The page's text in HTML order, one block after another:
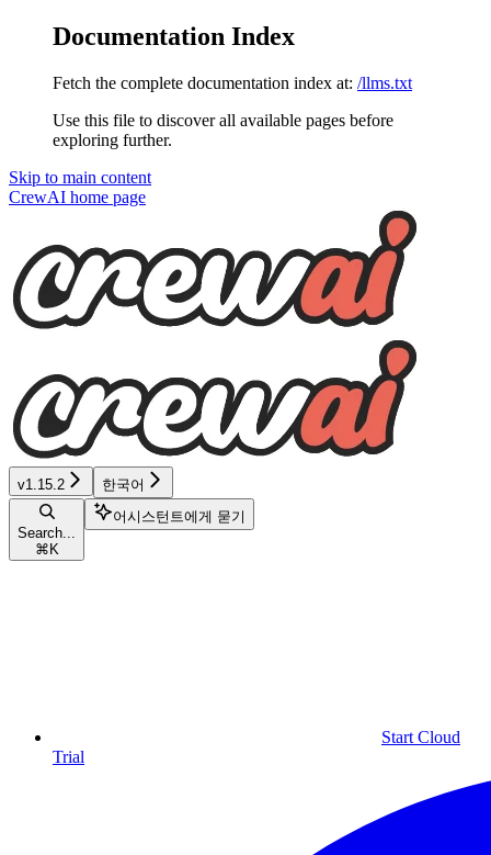
Documentation Index
Fetch the complete documentation index at: /llms.txt
Use this file to discover all available pages before
exploring further.
Skip to main content
CrewAI home page
v1.15.2 한국어
Search...
⌘ K
어시스턴트에게 묻기
Start Cloud
Trial